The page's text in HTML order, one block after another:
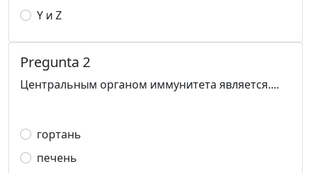
Y и Z
Pregunta 2
Центральным органом иммунитета является....
гортань
печень